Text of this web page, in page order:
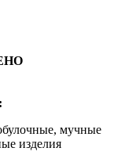
мучные
изделия